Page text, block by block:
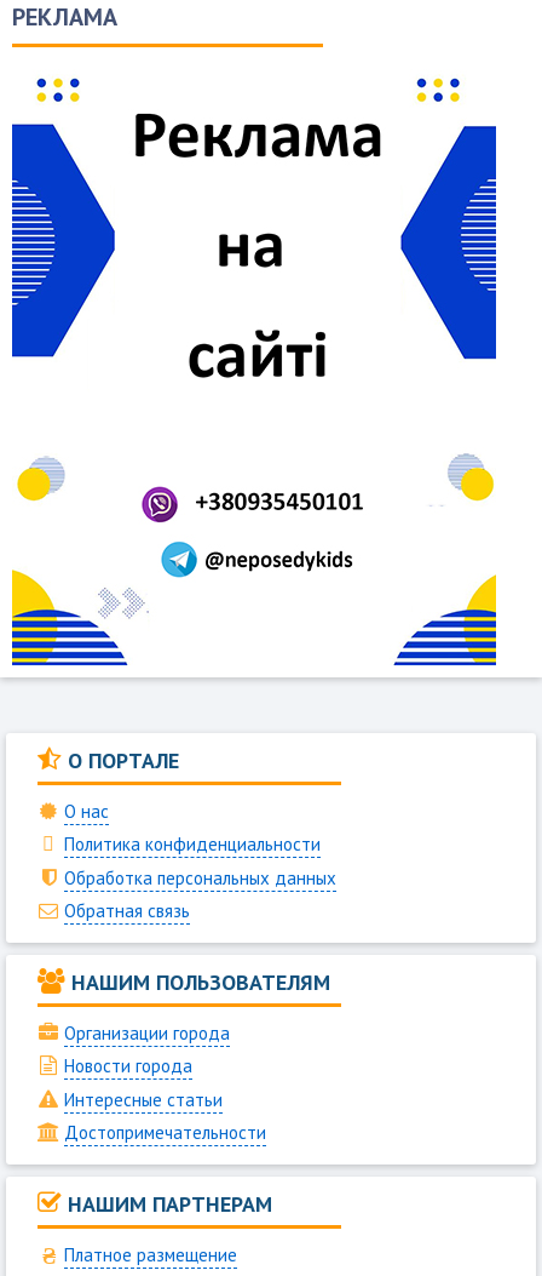
РЕКЛАМА
О ПОРТАЛЕ
О нас
Политика конфиденциальности
Обработка персональных данных
Обратная связь
НАШИМ ПОЛЬЗОВАТЕЛЯМ
Организации города
Новости города
Интересные статьи
Достопримечательности
НАШИМ ПАРТНЕРАМ
Платное размещение